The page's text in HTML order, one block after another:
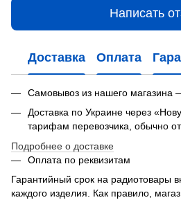
Написать
Доставка Оплата
Самовывоз из нашего магазина
Доставка по Украине через
тарифам перевозчика, обычно
Подробнее о доставке
Оплата по реквизитам
Гарантийный срок на радиотовары
каждого изделия. Как правило,